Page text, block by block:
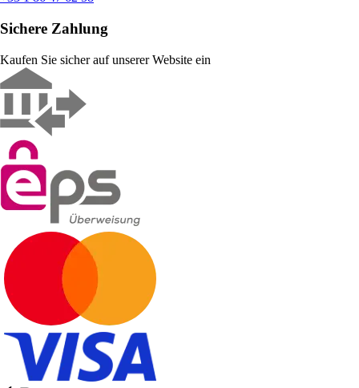
Sichere Zahlung
Kaufen Sie sicher auf unserer Website ein